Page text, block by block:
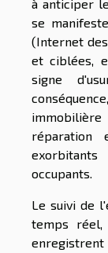
à anticiper
se
(Internet
et ciblées,
signe
réparation
occupants.
Le suivi de
temps réel,